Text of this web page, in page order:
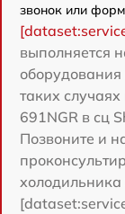
звонок или
выполняется
таких
691NGR в сц
Позвоните и
холодильника